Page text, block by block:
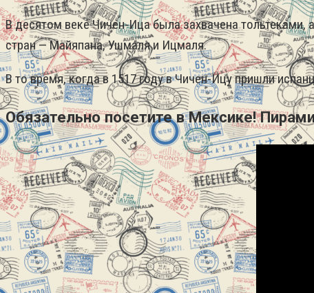
В десятом веке Чичен-Ица была захвачена тольтеками,
стран — Майяпана, Ушмаля и Ицмаля.
В то время, когда в 1517 году в Чичен-Ицу пришли
Обязательно посетите в Мексике!